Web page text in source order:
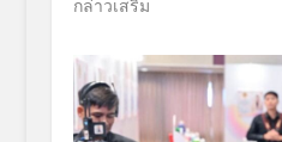
กล่าวเสริม